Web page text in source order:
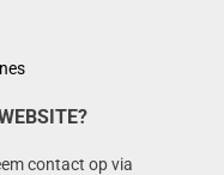
contact op via